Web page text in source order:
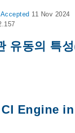
Accepted 11 Nov 2024
유동의 특
Engine